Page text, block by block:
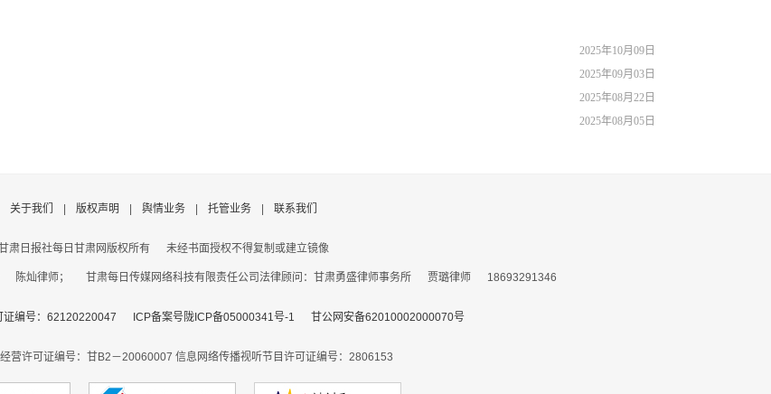
2025年10月09日
2025年09月03日
2025年08月22日
2025年08月05日
关于我们 版权声明 舆情业务 托管业务 联系我们
肃日报社每日甘肃网版权所有 未经书面授权不得复制或建立镜像
陈灿律师； 甘肃每日传媒网络科技有限责任公司法律顾问：甘肃勇盛律师事务所 贾璐律师 18693291346
证编号：62120220047 ICP备案号陇ICP备05000341号-1 甘公网安备62010002000070号
营许可证编号：甘B2－20060007 信息网络传播视听节目许可证编号：2806153